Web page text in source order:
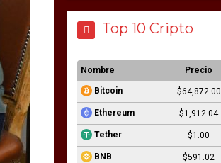
Top 10 Cripto
Nombre Precio
Bitcoin $64,872.00
Ethereum $1,912.04
Tether $1.00
BNB $591.02